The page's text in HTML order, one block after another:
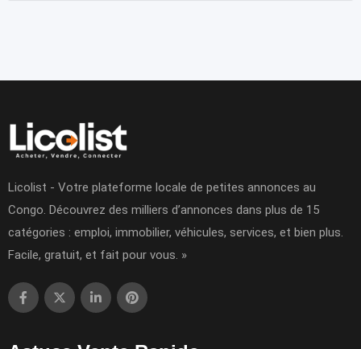
Licolist - Votre plateforme locale de petites annonces au
Congo. Découvrez des milliers d’annonces dans plus de 15
catégories : emploi, immobilier, véhicules, services, et bien plus.
Facile, gratuit, et fait pour vous. »